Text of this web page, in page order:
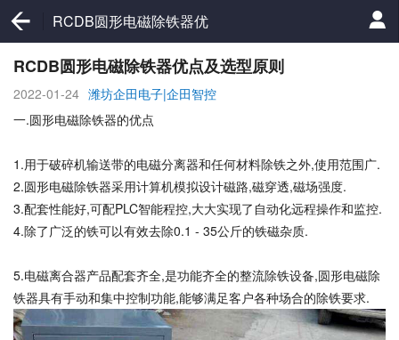
RCDB圆形电磁除铁器优
点及选型原则
RCDB圆形电磁除铁器优点及选型原则
2022-01-24 潍坊企田电子|企田智控
一.圆形电磁除铁器的优点
1.用于破碎机输送带的电磁分离器和任何材料除铁之外,使用范围广.
2.圆形电磁除铁器采用计算机模拟设计磁路,磁穿透,磁场强度.
3.配套性能好,可配PLC智能程控,大大实现了自动化远程操作和监控.
4.除了广泛的铁可以有效去除0.1 - 35公斤的铁磁杂质.
5.电磁离合器产品配套齐全,是功能齐全的整流除铁设备,圆形电磁除
铁器具有手动和集中控制功能,能够满足客户各种场合的除铁要求.